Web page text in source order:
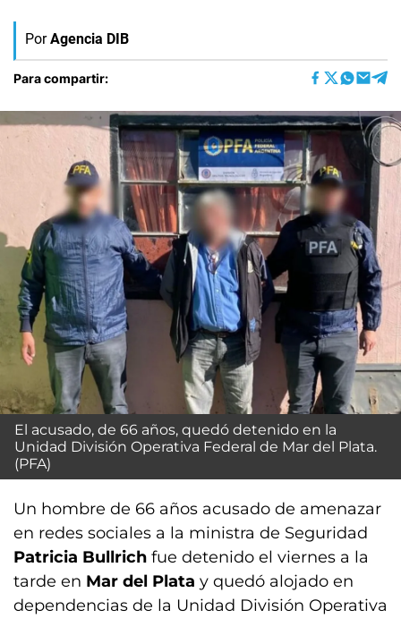
Por Agencia DIB
Para compartir:
El acusado, de 66 años, quedó detenido en la
Unidad División Operativa Federal de Mar del Plata.
(PFA)
Un hombre de 66 años acusado de amenazar
en redes sociales a la ministra de Seguridad
Patricia Bullrich fue detenido el viernes a la
tarde en Mar del Plata y quedó alojado en
dependencias de la Unidad División Operativa